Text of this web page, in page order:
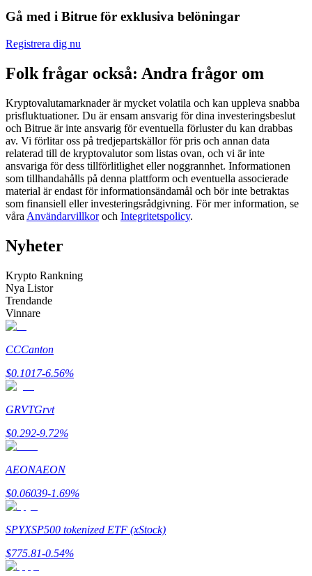
Kopiera Trading
Gå med de bästa handlarna
Bli en Copy Trader
Njut av vinstdelning och kopieringshandelsprovisioner
Information
Big data-analys inklusive handelsinformation, etc.
Gå med i Bitrue för exklusiva belöningar
Registrera dig nu
Folk frågar också: Andra frågor om
Kryptovalutamarknader är mycket volatila och kan uppleva snabba
prisfluktuationer. Du är ensam ansvarig för dina investeringsbeslut
och Bitrue är inte ansvarig för eventuella förluster du kan drabbas
av. Vi förlitar oss på tredjepartskällor för pris och annan data
relaterad till de kryptovalutor som listas ovan, och vi är inte
ansvariga för dess tillförlitlighet eller noggrannhet. Informationen
som tillhandahålls på denna plattform och eventuella associerade
material är endast för informationsändamål och bör inte betraktas
som finansiell eller investeringsrådgivning. För mer information, se
våra Användarvillkoroch Integritetspolicy.
Nyheter
Krypto Rankning
Nya Listor
Trendande
Vinnare
CCCanton
$0.1017-6.56%
GRVTGrvt
$0.292-9.72%
AEONAEON
$0.06039-1.69%
SPYXSP500 tokenized ETF (xStock)
$775.81-0.54%